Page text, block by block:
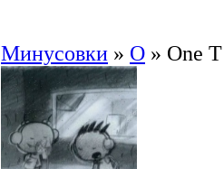
Минусовки » O » One